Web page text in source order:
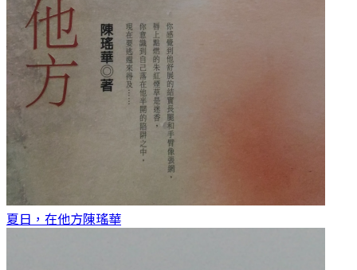
夏日，在他方陳瑤華